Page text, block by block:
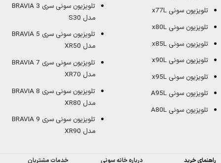
تلویزیون سونی x77L
تلویزیون سونی x80L
تلویزیون سونی x85L
تلویزیون سونی x90L
تلویزیون سونی x95L
تلویزیون سونی A95L
تلویزیون سونی A80L
تلویزیون سونی سری BRAVIA 3
مدل S30
تلویزیون سونی سری BRAVIA 5
مدل XR50
تلویزیون سونی سری BRAVIA 7
مدل XR70
تلویزیون سونی سری BRAVIA 8
مدل XR80
تلویزیون سونی سری BRAVIA 9
مدل XR90
راهنمای خرید درباره خانه سونی خدمات مشتریان